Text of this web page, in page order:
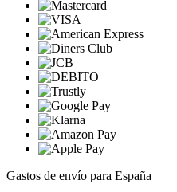
Gastos de envío para España